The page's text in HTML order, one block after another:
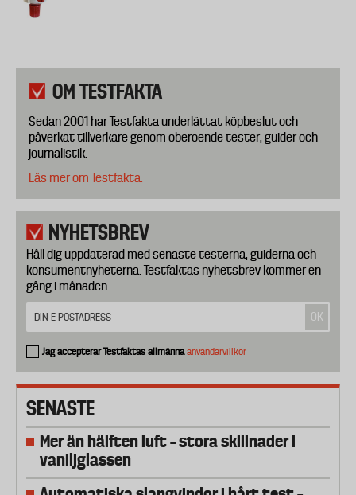
OM TESTFAKTA
Sedan 2001 har Testfakta underlättat köpbeslut och
påverkat tillverkare genom oberoende tester, guider och
journalistik.
Läs mer om Testfakta.
NYHETSBREV
Håll dig uppdaterad med senaste testerna, guiderna och
konsumentnyheterna. Testfaktas nyhetsbrev kommer en
gång i månaden.
Jag accepterar Testfaktas allmännaanvändarvillkor
SENASTE
Mer än hälften luft – stora skillnader i
vaniljglassen